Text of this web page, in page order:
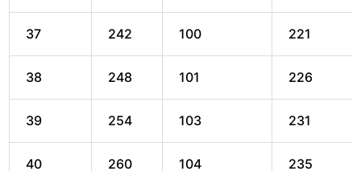
37 242 100 221
38 248 101 226
39 254 103 231
40 260 104 235